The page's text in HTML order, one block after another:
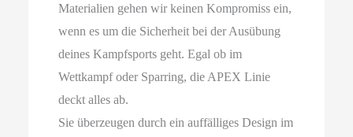
Materialien gehen wir keinen Kompromiss ein,
wenn es um die Sicherheit bei der Ausübung
deines Kampfsports geht. Egal ob im
Wettkampf oder Sparring, die APEX Linie
deckt alles ab.
Sie überzeugen durch ein auffälliges Design im